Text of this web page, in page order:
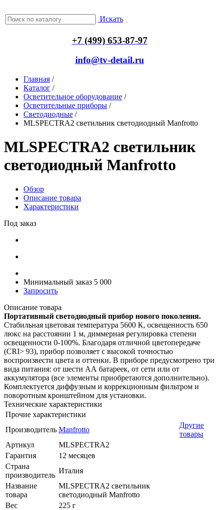
Искать
+7 (499) 653-87-97
info@tv-detail.ru
Главная /
Каталог /
Осветительное оборудование /
Осветительные приборы /
Светодиодные /
MLSPECTRA2 светильник светодиодный Manfrotto
MLSPECTRA2 светильник
светодиодный Manfrotto
Обзор
Описание товара
Характеристики
Под заказ
Минимальный заказ 5 000
Запросить
Описание товара
Портативный светодиодный прибор нового поколения.
Стабильная цветовая температура 5600 К, освещенность 650
люкс на расстоянии 1 м, диммерная регулировка степени
освещенности 0-100%. Благодаря отличной цветопередаче
(CRI> 93), прибор позволяет с высокой точностью
воспроизвести цвета и оттенки. В приборе предусмотрено три
вида питания: от шести АА батареек, от сети или от
аккумулятора (все элементы приобретаются дополнительно).
Комплектуется диффузным и коррекционным фильтром и
поворотным кронштейном для установки.
Технические характеристики
Прочие характеристики
Производитель Manfrotto
Другие
товары
Артикул
MLSPECTRA2
Гарантия
12 месяцев
Страна
производитель
Италия
Название
товара
MLSPECTRA2 светильник
светодиодный Manfrotto
Вес
225 г